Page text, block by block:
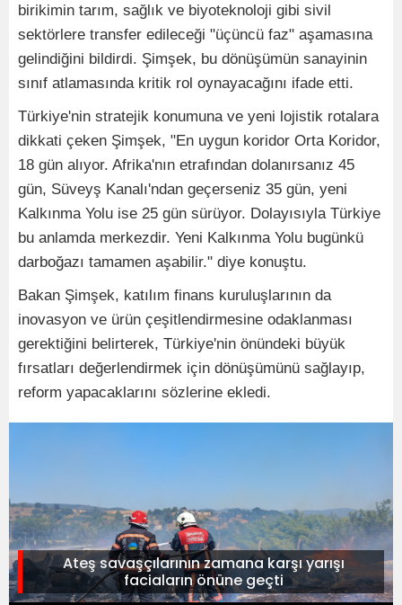
birikimin tarım, sağlık ve biyoteknoloji gibi sivil
sektörlere transfer edileceği "üçüncü faz" aşamasına
gelindiğini bildirdi. Şimşek, bu dönüşümün sanayinin
sınıf atlamasında kritik rol oynayacağını ifade etti.
Türkiye'nin stratejik konumuna ve yeni lojistik rotalara
dikkati çeken Şimşek, "En uygun koridor Orta Koridor,
18 gün alıyor. Afrika'nın etrafından dolanırsanız 45
gün, Süveyş Kanalı'ndan geçerseniz 35 gün, yeni
Kalkınma Yolu ise 25 gün sürüyor. Dolayısıyla Türkiye
bu anlamda merkezdir. Yeni Kalkınma Yolu bugünkü
darboğazı tamamen aşabilir." diye konuştu.
Bakan Şimşek, katılım finans kuruluşlarının da
inovasyon ve ürün çeşitlendirmesine odaklanması
gerektiğini belirterek, Türkiye'nin önündeki büyük
fırsatları değerlendirmek için dönüşümünü sağlayıp,
reform yapacaklarını sözlerine ekledi.
Ateş savaşçılarının zamana karşı yarışı
faciaların önüne geçti